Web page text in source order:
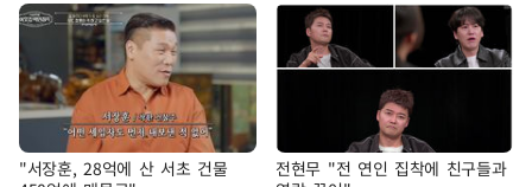
"서장훈, 28억에 산 서초 건물
전현무 "전 연인 집착에 친구들과